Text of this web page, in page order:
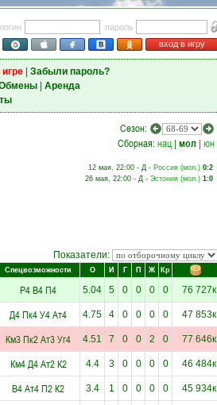
логин
пароль
вход в игру
| Забыли пароль?
| Аренда
Сезон:
Сборная: нац | мол | юн
12 мая, 22:00 - Д - Россия (мол.) 0:2
26 мая, 22:00 - Д - Эстония (мол.) 1:0
Показатели:
Спецвозможности О И Г П Ж Кр
Р4В4П4 5.04 5 0 0 0 0 76 727к
Д4Пк4У4Ат4 4.75 4 0 0 0 0 47 853к
Км3Пк2Ат3Уг4 4.51 7 0 0 2 0 77 646к
Км4Д4Ат2К2 4.4 3 0 0 0 0 46 484к
В4Ат4П2К2 3.4 1 0 0 0 0 45 934к